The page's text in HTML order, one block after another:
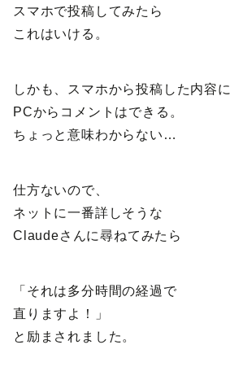
スマホで投稿してみたら
これはいける。
しかも、スマホから投稿した内容に
PCからコメントはできる。
ちょっと意味わからない…
仕方ないので、
ネットに一番詳しそうな
Claudeさんに尋ねてみたら
「それは多分時間の経過で
直りますよ！」
と励まされました。